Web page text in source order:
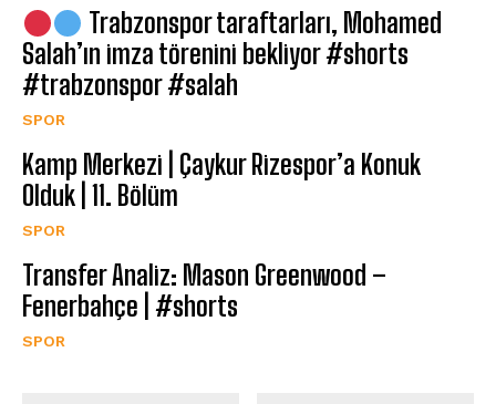
Trabzonspor taraftarları, Mohamed
Salah’ın imza törenini bekliyor #shorts
#trabzonspor #salah
SPOR
Kamp Merkezi | Çaykur Rizespor’a Konuk
Olduk | 11. Bölüm
SPOR
Transfer Analiz: Mason Greenwood –
Fenerbahçe | #shorts
SPOR